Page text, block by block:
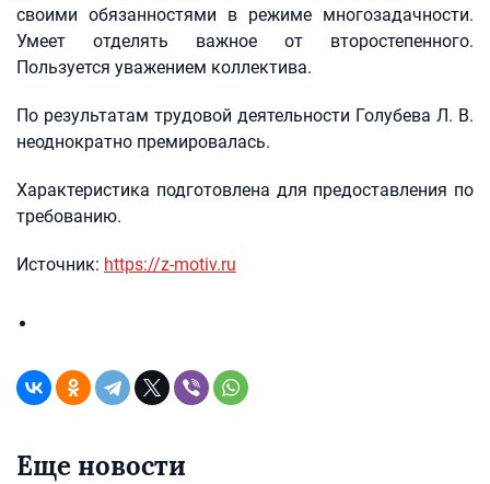
своими обязанностями в режиме многозадачности.
Умеет отделять важное от второстепенного.
Пользуется уважением коллектива.
По результатам трудовой деятельности Голубева Л. В.
неоднократно премировалась.
Характеристика подготовлена для предоставления по
требованию.
Источник: https://z-motiv.ru
Еще новости